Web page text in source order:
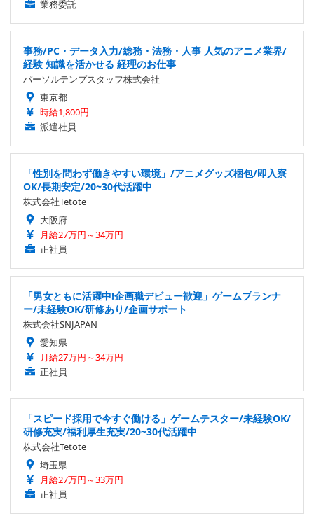
業務委託
事務/PC・データ入力/総務・法務・人事 人気のアニメ業界/
経験 知識を活かせる 経理のお仕事
パーソルテンプスタッフ株式会社
東京都
時給1,800円
派遣社員
「性別を問わず働きやすい環境」/アニメグッズ梱包/即入寮
OK/長期安定/20~30代活躍中
株式会社Tetote
大阪府
月給27万円～34万円
正社員
「男女ともに活躍中!企画職デビュー歓迎」ゲームプランナ
ー/未経験OK/研修あり/企画サポート
株式会社SNJAPAN
愛知県
月給27万円～34万円
正社員
「スピード採用で今すぐ働ける」ゲームテスター/未経験OK/
研修充実/福利厚生充実/20~30代活躍中
株式会社Tetote
埼玉県
月給27万円～33万円
正社員